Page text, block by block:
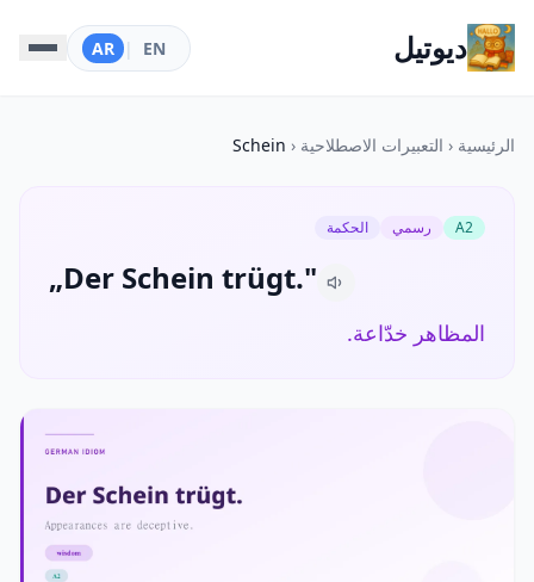
ديوتيل EN
|
AR
الرئيسية ‹ التعبيرات الاصطلاحية ‹
Schein
A2 رسمي الحكمة
„Der Schein trügt."
المظاهر خدّاعة.